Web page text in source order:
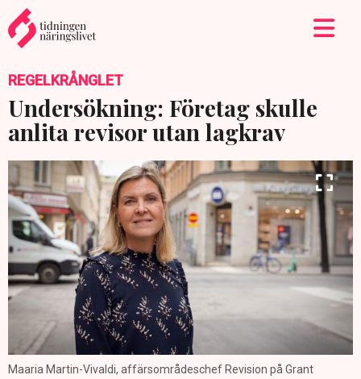
REGELKRÅNGLET
Undersökning: Företag skulle
anlita revisor utan lagkrav
Maaria Martin-Vivaldi, affärsområdeschef Revision på Grant